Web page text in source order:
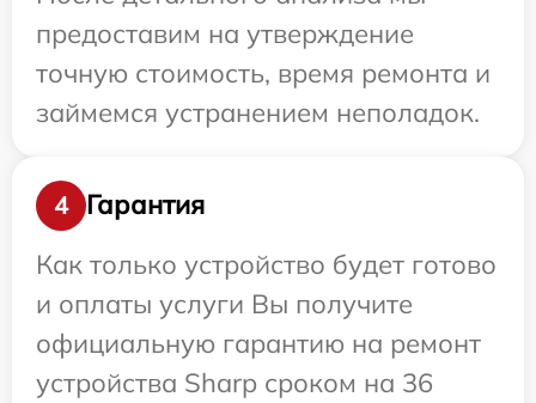
предоставим на утверждение
точную стоимость, время ремонта и
займемся устранением неполадок.
4
Гарантия
Как только устройство будет готово
и оплаты услуги Вы получите
официальную гарантию на ремонт
устройства Sharp сроком на 36